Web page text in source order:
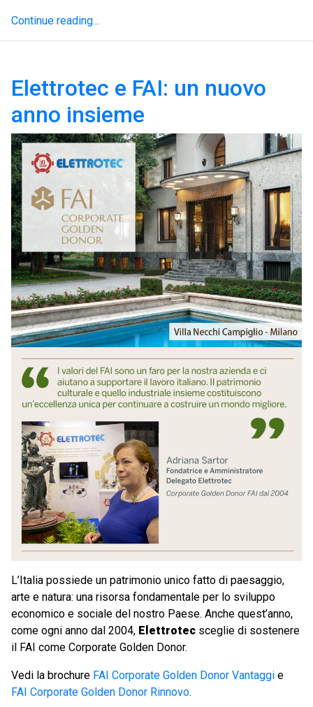
Continue reading...
Elettrotec e FAI: un nuovo
anno insieme
L’Italia possiede un patrimonio unico fatto di paesaggio,
arte e natura: una risorsa fondamentale per lo sviluppo
economico e sociale del nostro Paese. Anche quest’anno,
come ogni anno dal 2004, Elettrotec sceglie di sostenere
il FAI come Corporate Golden Donor.
Vedi la brochure FAI Corporate Golden Donor Vantaggi e
FAI Corporate Golden Donor Rinnovo.